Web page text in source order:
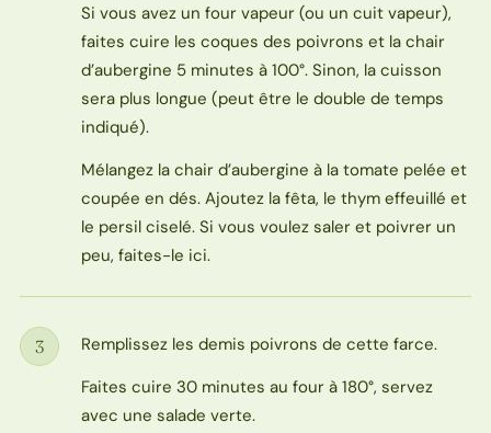
Si vous avez un four vapeur (ou un cuit vapeur),
faites cuire les coques des poivrons et la chair
d’aubergine 5 minutes à 100°. Sinon, la cuisson
sera plus longue (peut être le double de temps
indiqué).
Mélangez la chair d’aubergine à la tomate pelée et
coupée en dés. Ajoutez la fêta, le thym effeuillé et
le persil ciselé. Si vous voulez saler et poivrer un
peu, faites-le ici.
Étape
3
Remplissez les demis poivrons de cette farce.
Faites cuire 30 minutes au four à 180°, servez
avec une salade verte.